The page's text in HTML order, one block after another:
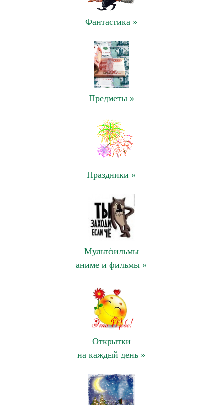
Фантастика »
Предметы »
Праздники »
Мультфильмы
аниме и фильмы »
Открытки
на каждый день »